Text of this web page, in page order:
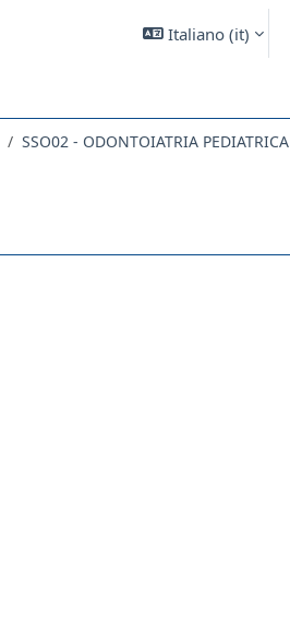
Italiano ‎(it)‎
SSO02 - ODONTOIATRIA PEDIATRICA